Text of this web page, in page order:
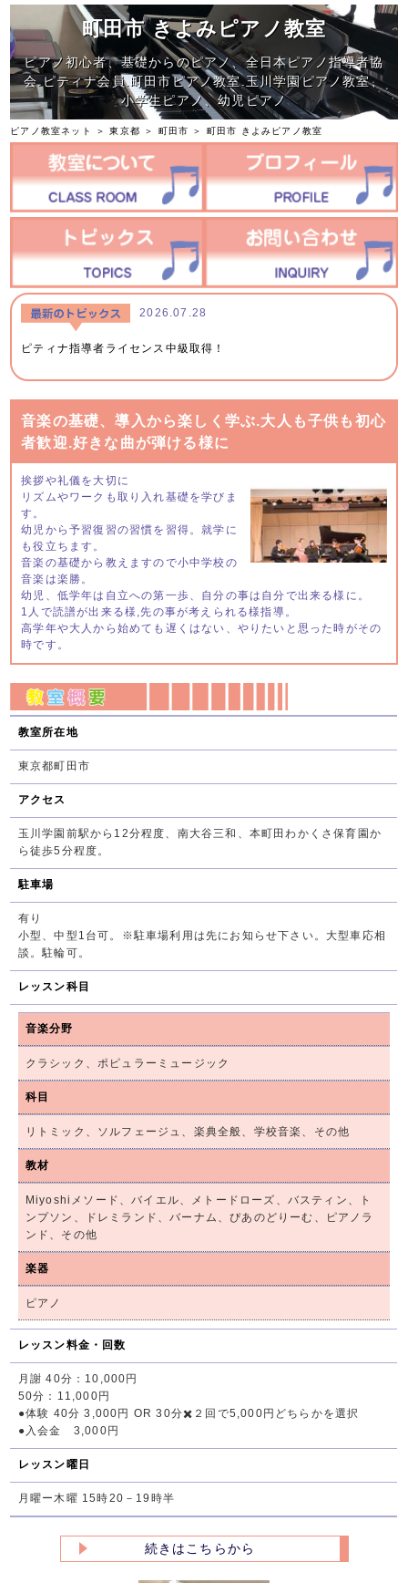
町田市 きよみピアノ教室
ピアノ初心者、基礎からのピアノ、全日本ピアノ指導者協
会.ピティナ会員.町田市ピアノ教室.玉川学園ピアノ教室、
小学生ピアノ、幼児ピアノ
ピアノ教室ネット ＞東京都 ＞ 町田市 ＞ 町田市 きよみピアノ教室
2026.07.28
ピティナ指導者ライセンス中級取得！
音楽の基礎、導入から楽しく学ぶ.大人も子供も初心
者歓迎.好きな曲が弾ける様に
挨拶や礼儀を大切に
リズムやワークも取り入れ基礎を学びま
す。
幼児から予習復習の習慣を習得。就学に
も役立ちます。
音楽の基礎から教えますので小中学校の
音楽は楽勝。
幼児、低学年は自立への第一歩、自分の事は自分で出来る様に。
1人で読譜が出来る様,先の事が考えられる様指導。
高学年や大人から始めても遅くはない、やりたいと思った時がその
時です。
教室所在地
東京都町田市
アクセス
玉川学園前駅から12分程度、南大谷三和、本町田わかくさ保育園か
ら徒歩5分程度。
駐車場
有り
小型、中型1台可。※駐車場利用は先にお知らせ下さい。大型車応相
談。駐輪可。
レッスン科目
音楽分野
クラシック、ポピュラーミュージック
科目
リトミック、ソルフェージュ、楽典全般、学校音楽、その他
教材
Miyoshiメソード、バイエル、メトードローズ、バスティン、ト
ンプソン、ドレミランド、バーナム、ぴあのどりーむ、ピアノラ
ンド、その他
楽器
ピアノ
レッスン料金・回数
月謝 40分：10,000円
50分：11,000円
●体験 40分 3,000円 OR 30分✖️２回で5,000円どちらかを選択
●入会金 3,000円
レッスン曜日
月曜ー木曜 15時20－19時半
続きはこちらから